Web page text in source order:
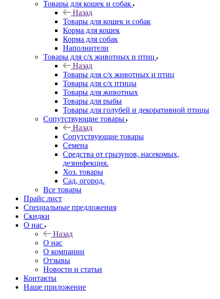
Товары для кошек и собак
Назад
Товары для кошек и собак
Корма для кошек
Корма для собак
Наполнители
Товары для с/х животных и птиц
Назад
Товары для с/х животных и птиц
Товары для с/х птицы
Товары для животных
Товары для рыбы
Товары для голубей и декоративной птицы
Сопутствующие товары
Назад
Сопутствующие товары
Семена
Средства от грызунов, насекомых,
дезинфекция.
Хоз. товары
Сад, огород.
Все товары
Прайс лист
Специальные предложения
Скидки
О нас
Назад
О нас
О компании
Отзывы
Новости и статьи
Контакты
Наше приложение